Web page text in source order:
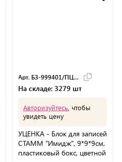
Арт. БЗ-999401/ПЦ41
На складе: 3279 шт
Авторизуйтесь , чтобы
увидеть цену
УЦЕНКА - Блок для записей
СТАММ "Имидж", 9*9*9см,
пластиковый бокс, цветной